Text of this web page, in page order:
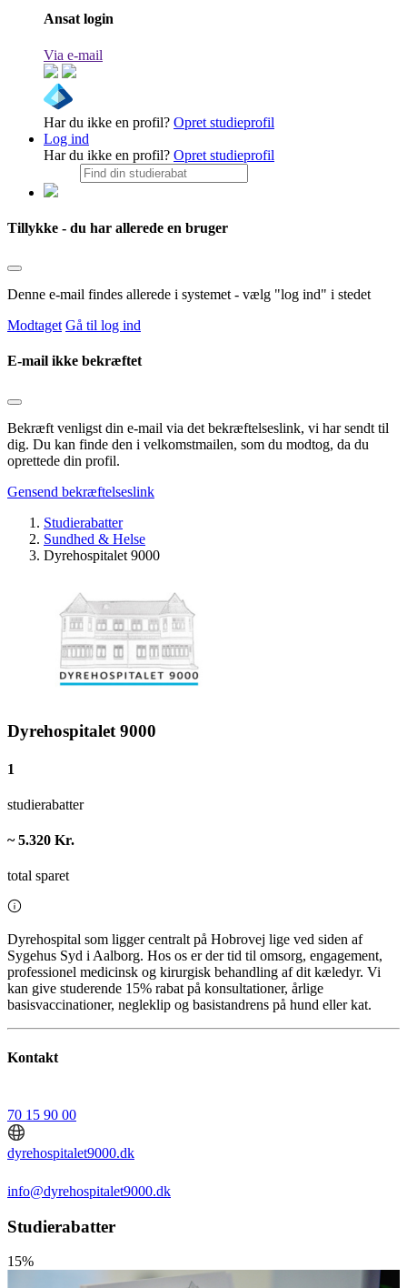
Ansat login
Via e-mail
Har du ikke en profil? Opret studieprofil
Log ind
Har du ikke en profil? Opret studieprofil
Tillykke - du har allerede en bruger
Denne e-mail findes allerede i systemet - vælg "log ind" i stedet
Modtaget Gå til log ind
E-mail ikke bekræftet
Bekræft venligst din e-mail via det bekræftelseslink, vi har sendt til
dig. Du kan finde den i velkomstmailen, som du modtog, da du
oprettede din profil.
Gensend bekræftelseslink
Studierabatter
Sundhed & Helse
Dyrehospitalet 9000
Dyrehospitalet 9000
1
studierabatter
~ 5.320 Kr.
total sparet
Dyrehospital som ligger centralt på Hobrovej lige ved siden af
Sygehus Syd i Aalborg. Hos os er der tid til omsorg, engagement,
professionel medicinsk og kirurgisk behandling af dit kæledyr. Vi
kan give studerende 15% rabat på konsultationer, årlige
basisvaccinationer, negleklip og basistandrens på hund eller kat.
Kontakt
70 15 90 00
dyrehospitalet9000.dk
info@dyrehospitalet9000.dk
Studierabatter
15%